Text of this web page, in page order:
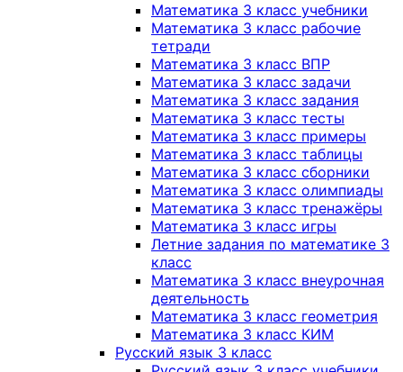
Математика 3 класс учебники
Математика 3 класс рабочие
тетради
Математика 3 класс ВПР
Математика 3 класс задачи
Математика 3 класс задания
Математика 3 класс тесты
Математика 3 класс примеры
Математика 3 класс таблицы
Математика 3 класс сборники
Математика 3 класс олимпиады
Математика 3 класс тренажёры
Математика 3 класс игры
Летние задания по математике 3
класс
Математика 3 класс внеурочная
деятельность
Математика 3 класс геометрия
Математика 3 класс КИМ
Русский язык 3 класс